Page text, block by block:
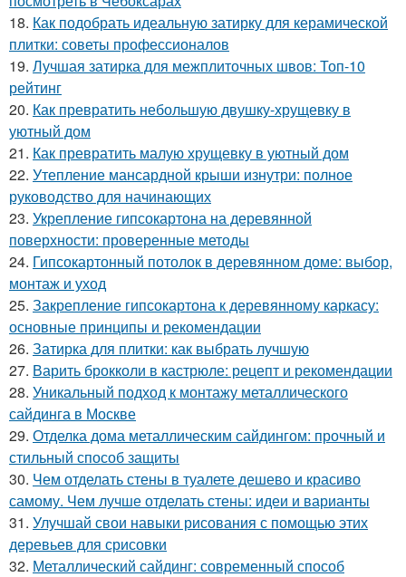
18. Как подобрать идеальную затирку для керамической
плитки: советы профессионалов
19. Лучшая затирка для межплиточных швов: Топ-10
рейтинг
20. Как превратить небольшую двушку-хрущевку в
уютный дом
21. Как превратить малую хрущевку в уютный дом
22. Утепление мансардной крыши изнутри: полное
руководство для начинающих
23. Укрепление гипсокартона на деревянной
поверхности: проверенные методы
24. Гипсокартонный потолок в деревянном доме: выбор,
монтаж и уход
25. Закрепление гипсокартона к деревянному каркасу:
основные принципы и рекомендации
26. Затирка для плитки: как выбрать лучшую
27. Варить брокколи в кастрюле: рецепт и рекомендации
28. Уникальный подход к монтажу металлического
сайдинга в Москве
29. Отделка дома металлическим сайдингом: прочный и
стильный способ защиты
30. Чем отделать стены в туалете дешево и красиво
самому. Чем лучше отделать стены: идеи и варианты
31. Улучшай свои навыки рисования с помощью этих
деревьев для срисовки
32. Металлический сайдинг: современный способ